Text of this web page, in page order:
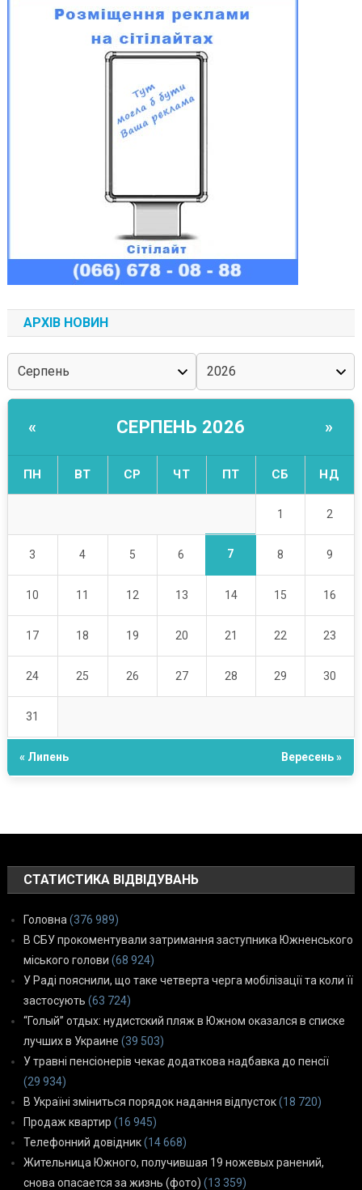
АРХІВ НОВИН
« СЕРПЕНЬ 2026 »
ПН ВТ СР ЧТ ПТ СБ НД
1 2
3 4 5 6 7 8 9
10 11 12 13 14 15 16
17 18 19 20 21 22 23
24 25 26 27 28 29 30
31
« Липень Вересень »
СТАТИСТИКА ВІДВІДУВАНЬ
Головна (376 989)
В СБУ прокоментували затримання заступника Южненського
міського голови (68 924)
У Раді пояснили, що таке четверта черга мобілізації та коли її
застосують (63 724)
“Голый” отдых: нудистский пляж в Южном оказался в списке
лучших в Украине (39 503)
У травні пенсіонерів чекає додаткова надбавка до пенсії
(29 934)
В Україні зміниться порядок надання відпусток(18 720)
Продаж квартир (16 945)
Телефонний довідник(14 668)
Жительница Южного, получившая 19 ножевых ранений,
снова опасается за жизнь (фото) (13 359)